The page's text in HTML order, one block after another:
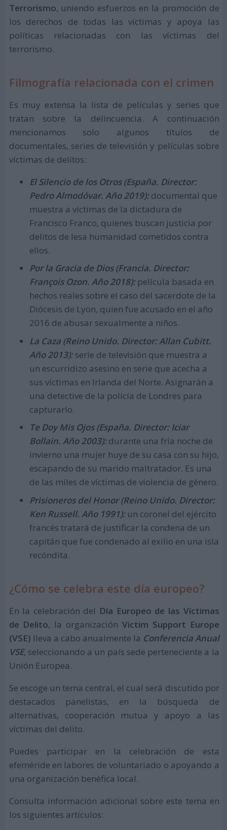
Terrorismo, uniendo esfuerzos en la promoción de
los derechos de todas las víctimas y apoya las
políticas relacionadas con las víctimas del
terrorismo.
Filmografía relacionada con el crimen
Es muy extensa la lista de películas y series que
tratan sobre la delincuencia. A continuación
mencionamos solo algunos títulos de
documentales, series de televisión y películas sobre
víctimas de delitos:
El Silencio de los Otros (España. Director:
Pedro Almodóvar. Año 2019):documental que
muestra a víctimas de la dictadura de
Francisco Franco, quienes buscan justicia por
delitos de lesa humanidad cometidos contra
ellos.
Por la Gracia de Dios (Francia. Director:
François Ozon. Año 2018): película basada en
hechos reales sobre el caso del sacerdote de la
Diócesis de Lyon, quien fue acusado en el año
2016 de abusar sexualmente a niños.
La Caza (Reino Unido. Director: Allan Cubitt.
Año 2013):serie de televisión que muestra a
un escurridizo asesino en serie que acecha a
sus víctimas en Irlanda del Norte. Asignarán a
una detective de la policía de Londres para
capturarlo.
Te Doy Mis Ojos (España. Director: Iciar
Bollain. Año 2003):durante una fría noche de
invierno una mujer huye de su casa con su hijo,
escapando de su marido maltratador. Es una
de las miles de víctimas de violencia de género.
Prisioneros del Honor (Reino Unido. Director:
Ken Russell. Año 1991): un coronel del ejército
francés tratará de justificar la condena de un
capitán que fue condenado al exilio en una isla
recóndita.
¿Cómo se celebra este día europeo?
En la celebración del Día Europeo de las Víctimas
de Delito, la organizaciónVictim Support Europe
(VSE) lleva a cabo anualmente la Conferencia Anual
VSE, seleccionando a un país sede perteneciente a la
Unión Europea.
Se escoge un tema central, el cual será discutido por
destacados panelistas, en la búsqueda de
alternativas, cooperación mutua y apoyo a las
víctimas del delito.
Puedes participar en la celebración de esta
efeméride en labores de voluntariado o apoyando a
una organización benéfica local.
Consulta información adicional sobre este tema en
los siguientes artículos: